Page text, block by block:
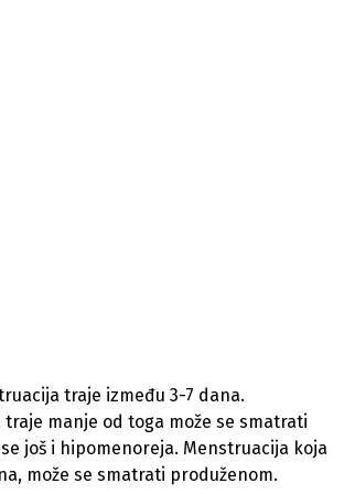
traje između 3-7 dana.
manje od toga može se smatrati
još i hipomenoreja. Menstruacija koja
može se smatrati produženom.